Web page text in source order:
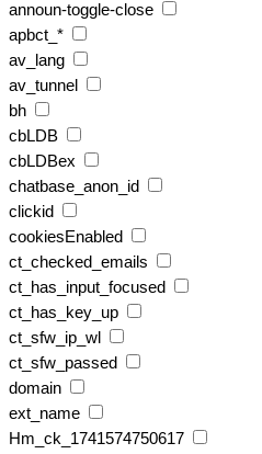
announ-toggle-close
apbct_*
av_lang
av_tunnel
bh
cbLDB
cbLDBex
chatbase_anon_id
clickid
cookiesEnabled
ct_checked_emails
ct_has_input_focused
ct_has_key_up
ct_sfw_ip_wl
ct_sfw_passed
domain
ext_name
Hm_ck_1741574750617